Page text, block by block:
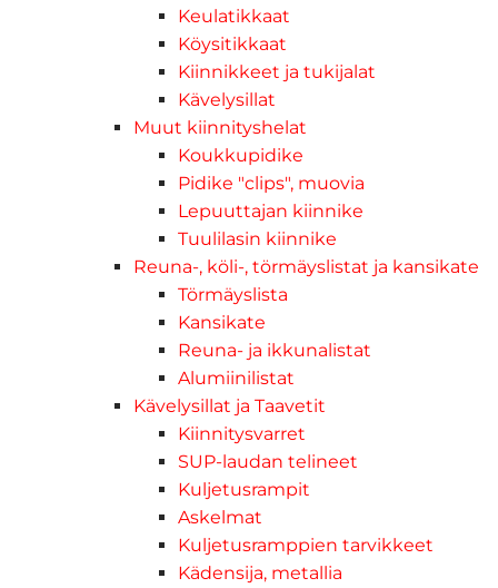
Keulatikkaat
Köysitikkaat
Kiinnikkeet ja tukijalat
Kävelysillat
Muut kiinnityshelat
Koukkupidike
Pidike "clips", muovia
Lepuuttajan kiinnike
Tuulilasin kiinnike
Reuna-, köli-, törmäyslistat ja kansikate
Törmäyslista
Kansikate
Reuna- ja ikkunalistat
Alumiinilistat
Kävelysillat ja Taavetit
Kiinnitysvarret
SUP-laudan telineet
Kuljetusrampit
Askelmat
Kuljetusramppien tarvikkeet
Kädensija, metallia